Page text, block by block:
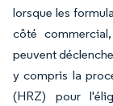
lorsque les
côté
peuvent
y compris la
(HRZ) pour